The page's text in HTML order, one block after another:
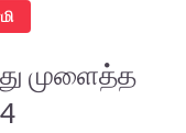
முளைத்த